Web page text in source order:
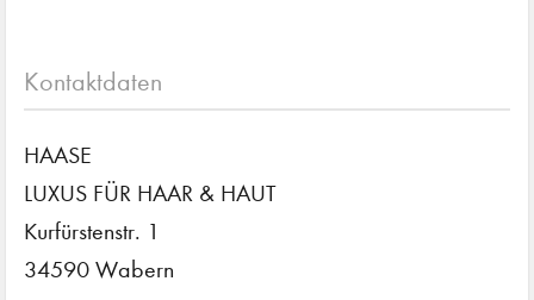
Kontaktdaten
HAASE
LUXUS FÜR HAAR & HAUT
Kurfürstenstr. 1
34590 Wabern